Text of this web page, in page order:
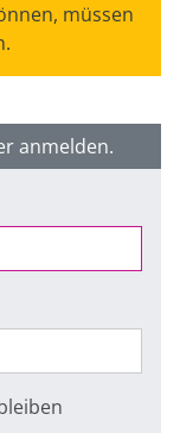
müssen
anmelden.